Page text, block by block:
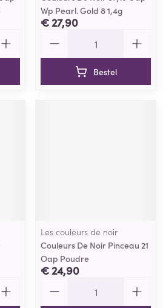
Wp Pearl. Gold 8 1,4g
€ 27,90
Bestel
Les couleurs de noir
Couleurs De Noir Pinceau 21
Oap Poudre
€ 24,90